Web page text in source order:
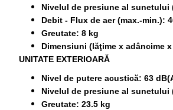
Nivelul de presiune al sunetului
Debit - Flux de aer (max.-min.):
Greutate: 8 kg
Dimensiuni (lăţime x adâncime
UNITATE EXTERIOARĂ
Nivel de putere acustică: 63
Nivelul de presiune al sunetului
Greutate: 23.5 kg